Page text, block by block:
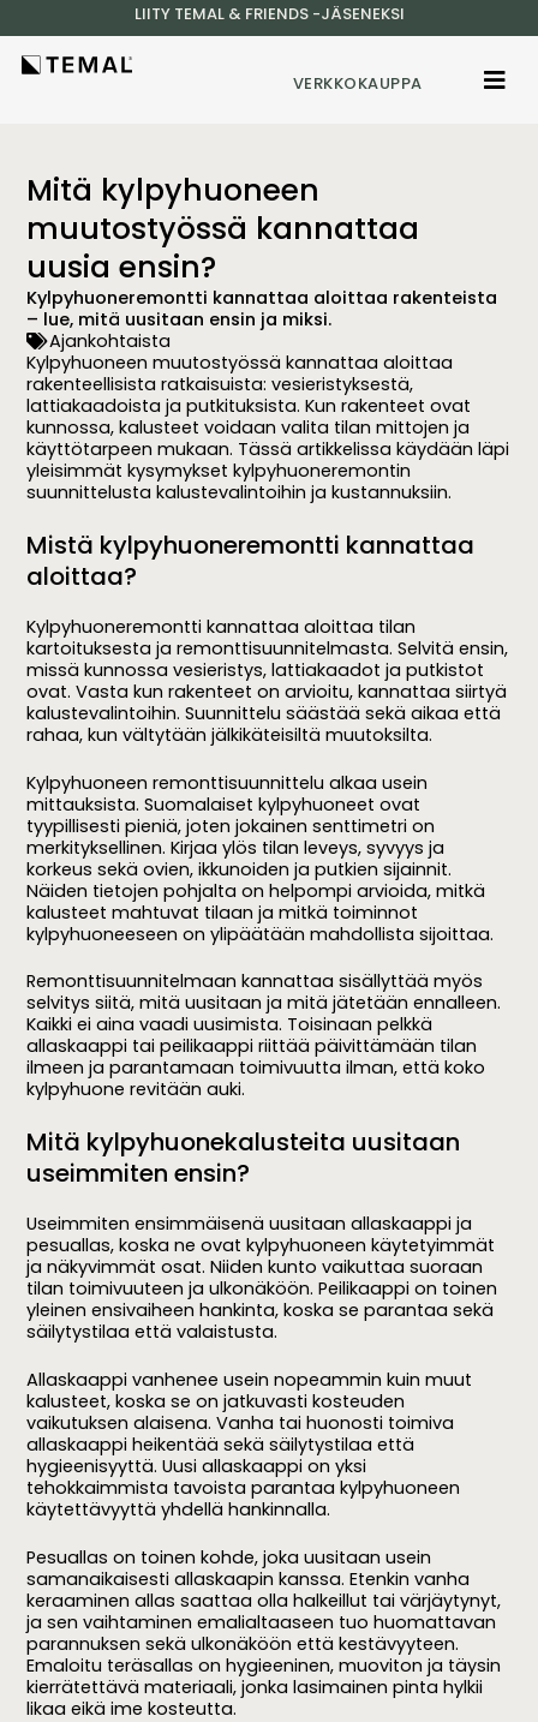
LIITY TEMAL & FRIENDS -JÄSENEKSI
VERKKOKAUPPA
Mitä kylpyhuoneen
muutostyössä kannattaa
uusia ensin?
Kylpyhuoneremontti kannattaa aloittaa rakenteista
– lue, mitä uusitaan ensin ja miksi.
Ajankohtaista
Kylpyhuoneen muutostyössä kannattaa aloittaa
rakenteellisista ratkaisuista: vesieristyksestä,
lattiakaadoista ja putkituksista. Kun rakenteet ovat
kunnossa, kalusteet voidaan valita tilan mittojen ja
käyttötarpeen mukaan. Tässä artikkelissa käydään läpi
yleisimmät kysymykset kylpyhuoneremontin
suunnittelusta kalustevalintoihin ja kustannuksiin.
Mistä kylpyhuoneremontti kannattaa
aloittaa?
Kylpyhuoneremontti kannattaa aloittaa tilan
kartoituksesta ja remonttisuunnitelmasta. Selvitä ensin,
missä kunnossa vesieristys, lattiakaadot ja putkistot
ovat. Vasta kun rakenteet on arvioitu, kannattaa siirtyä
kalustevalintoihin. Suunnittelu säästää sekä aikaa että
rahaa, kun vältytään jälkikäteisiltä muutoksilta.
Kylpyhuoneen remonttisuunnittelu alkaa usein
mittauksista. Suomalaiset kylpyhuoneet ovat
tyypillisesti pieniä, joten jokainen senttimetri on
merkityksellinen. Kirjaa ylös tilan leveys, syvyys ja
korkeus sekä ovien, ikkunoiden ja putkien sijainnit.
Näiden tietojen pohjalta on helpompi arvioida, mitkä
kalusteet mahtuvat tilaan ja mitkä toiminnot
kylpyhuoneeseen on ylipäätään mahdollista sijoittaa.
Remonttisuunnitelmaan kannattaa sisällyttää myös
selvitys siitä, mitä uusitaan ja mitä jätetään ennalleen.
Kaikki ei aina vaadi uusimista. Toisinaan pelkkä
allaskaappi tai peilikaappi riittää päivittämään tilan
ilmeen ja parantamaan toimivuutta ilman, että koko
kylpyhuone revitään auki.
Mitä kylpyhuonekalusteita uusitaan
useimmiten ensin?
Useimmiten ensimmäisenä uusitaan allaskaappi ja
pesuallas, koska ne ovat kylpyhuoneen käytetyimmät
ja näkyvimmät osat. Niiden kunto vaikuttaa suoraan
tilan toimivuuteen ja ulkonäköön. Peilikaappi on toinen
yleinen ensivaiheen hankinta, koska se parantaa sekä
säilytystilaa että valaistusta.
Allaskaappi vanhenee usein nopeammin kuin muut
kalusteet, koska se on jatkuvasti kosteuden
vaikutuksen alaisena. Vanha tai huonosti toimiva
allaskaappi heikentää sekä säilytystilaa että
hygieenisyyttä. Uusi allaskaappi on yksi
tehokkaimmista tavoista parantaa kylpyhuoneen
käytettävyyttä yhdellä hankinnalla.
Pesuallas on toinen kohde, joka uusitaan usein
samanaikaisesti allaskaapin kanssa. Etenkin vanha
keraaminen allas saattaa olla halkeillut tai värjäytynyt,
ja sen vaihtaminen emalialtaaseen tuo huomattavan
parannuksen sekä ulkonäköön että kestävyyteen.
Emaloitu teräsallas on hygieeninen, muoviton ja täysin
kierrätettävä materiaali, jonka lasimainen pinta hylkii
likaa eikä ime kosteutta.